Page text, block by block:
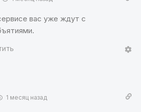
вас уже ждут с
1 месяц назад